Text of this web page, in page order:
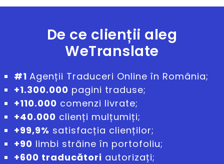
De ce clienții aleg
WeTranslate
#1 Agenții Traduceri Online în România;
+1.300.000 pagini traduse;
+110.000 comenzi livrate;
+40.000 clienți mulțumiți;
+99,9% satisfacția clienților;
+90 limbi străine în portofoliu;
+600 traducători autorizați;